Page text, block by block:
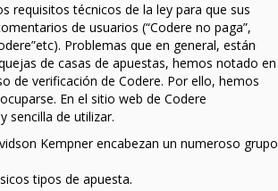
requisitos técnicos de la ley para que sus
de usuarios (“Codere no paga”,
Problemas que en general, están
de casas de apuestas, hemos notado en
de verificación de Codere. Por ello, hemos
En el sitio web de Codere
sencilla de utilizar.
Kempner encabezan un numeroso grupo
tipos de apuesta.